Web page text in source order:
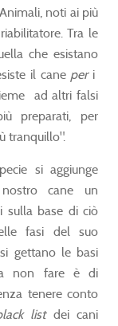
noti ai più
Tra le
che esistano
il cane peri
ad altri falsi
preparati, per
tranquillo".
si aggiunge
cane un
sulla base di ciò
fasi del suo
gettano le basi
non fare è di
tenere conto
listdei cani